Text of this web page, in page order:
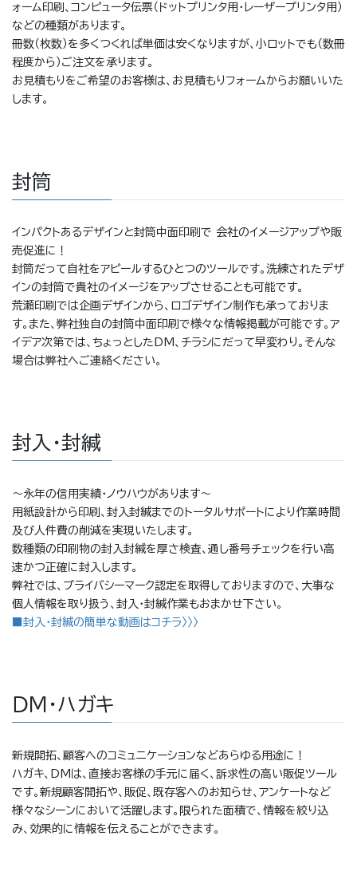
ォーム印刷、コンピュータ伝票（ドットプリンタ用・レーザープリンタ用）
などの種類があります。
冊数（枚数）を多くつくれば単価は安くなりますが、小ロットでも（数冊
程度から）ご注文を承ります。
お見積もりをご希望のお客様は、お見積もりフォームからお願いいた
します。
封筒
インパクトあるデザインと封筒中面印刷で 会社のイメージアップや販
売促進に！
封筒だって自社をアピールするひとつのツールです。洗練されたデザ
インの封筒で貴社のイメージをアップさせることも可能です。
荒瀬印刷では企画デザインから、ロゴデザイン制作も承っておりま
す。また、弊社独自の封筒中面印刷で様々な情報掲載が可能です。ア
イデア次第では、ちょっとしたDM、チラシにだって早変わり。そんな
場合は弊社へご連絡ください。
封入・封緘
〜永年の信用実績・ノウハウがあります〜
用紙設計から印刷、封入封緘までのトータルサポートにより作業時間
及び人件費の削減を実現いたします。
数種類の印刷物の封入封緘を厚さ検査、通し番号チェックを行い高
速かつ正確に封入します。
弊社では、プライバシーマーク認定を取得しておりますので、大事な
個人情報を取り扱う、封入・封緘作業もおまかせ下さい。
■封入・封緘の簡単な動画はコチラ〉〉〉
ＤＭ・ハガキ
新規開拓、顧客へのコミュニケーションなどあらゆる用途に！
ハガキ、DMは、直接お客様の手元に届く、訴求性の高い販促ツール
です。新規顧客開拓や、販促、既存客へのお知らせ、アンケートなど
様々なシーンにおいて活躍します。限られた面積で、情報を絞り込
み、効果的に情報を伝えることができます。